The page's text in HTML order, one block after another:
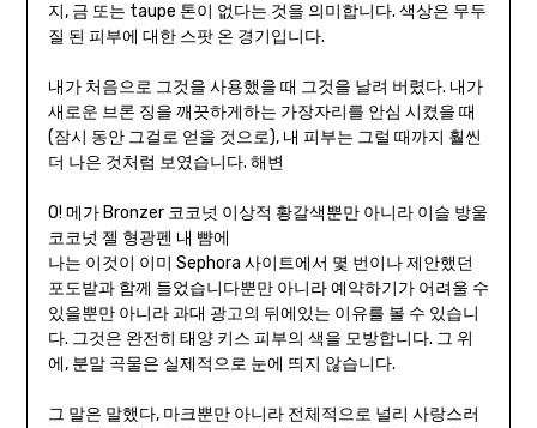
지, 금 또는 taupe 톤이 없다는 것을 의미합니다. 색상은 무두
질 된 피부에 대한 스팟 온 경기입니다.
내가 처음으로 그것을 사용했을 때 그것을 날려 버렸다. 내가
새로운 브론 징을 깨끗하게하는 가장자리를 안심 시켰을 때
(잠시 동안 그걸로 얻을 것으로), 내 피부는 그럴 때까지 훨씬
더 나은 것처럼 보였습니다. 해변
O! 메가 Bronzer 코코넛 이상적 황갈색뿐만 아니라 이슬 방울
코코넛 젤 형광펜 내 뺨에
나는 이것이 이미 Sephora 사이트에서 몇 번이나 제안했던
포도밭과 함께 들었습니다뿐만 아니라 예약하기가 어려울 수
있을뿐만 아니라 과대 광고의 뒤에있는 이유를 볼 수 있습니
다. 그것은 완전히 태양 키스 피부의 색을 모방합니다. 그 위
에, 분말 곡물은 실제적으로 눈에 띄지 않습니다.
그 말은 말했다, 마크뿐만 아니라 전체적으로 널리 사랑스러